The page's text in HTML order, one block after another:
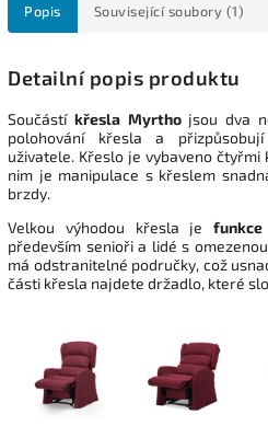
Popis Související soubory (1)
Detailní popis produktu
Součástí křesla Myrthojsou dva
polohování křesla a
uživatele. Křeslo je vybaveno čtyřmi
nim je manipulace s křeslem
brzdy.
Velkou výhodou křesla je
především senioři a lidé s
má odstranitelné područky, což
části křesla najdete držadlo, které